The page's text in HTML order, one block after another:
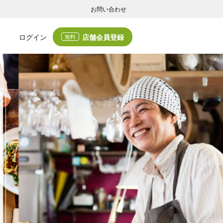
お問い合わせ
ログイン 無料 店舗会員登録
集客・業務支援
グの集客サービスと業務支援サービスで店舗経営の課題解決を支援します。